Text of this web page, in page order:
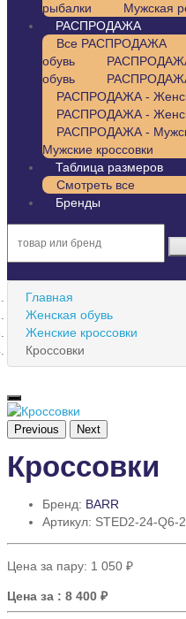
рыбалки
Мужская
РАСПРОДАЖА
Все РАСПРОДАЖА
обувь
РАСПРОДАЖА
обувь
РАСПРОДАЖА -
РАСПРОДАЖА -
РАСПРОДАЖА -
Мужские кроссовки
Таблица размеров
Смотреть все
Бренды
Главная
Женская обувь
Женские кроссовки
Кроссовки
Previous Next
Кроссовки
Бренд: BARR
Артикул: STED2-24-Q6-2
Цена за пару: 1 050 ₽
Цена за : 8 400 ₽